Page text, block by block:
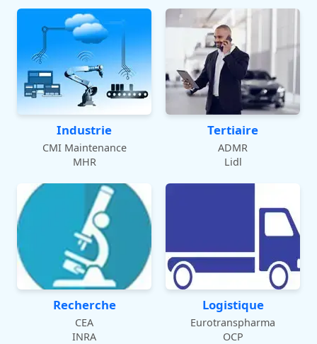
Industrie
CMI Maintenance
MHR
Tertiaire
ADMR
Lidl
Recherche
CEA
INRA
Logistique
Eurotranspharma
OCP